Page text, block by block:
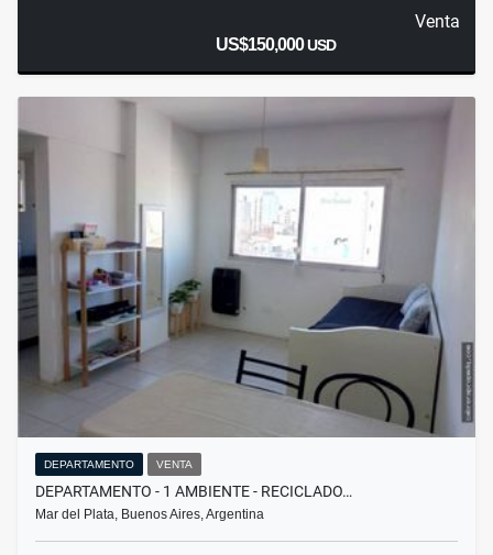
Venta
US$150,000USD
DEPARTAMENTO VENTA
DEPARTAMENTO - 1 AMBIENTE - RECICLADO…
Mar del Plata, Buenos Aires, Argentina